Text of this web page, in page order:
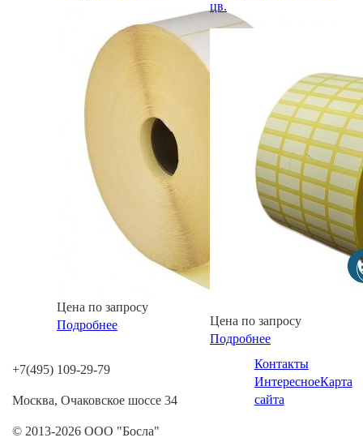
Цена по запросу
Подробнее
цв.
Цена по запросу
Подробнее
+7(495) 109-29-79
Москва, Очаковское шоссе 34
© 2013-2026 ООО "Босла"
Контакты
ИнтересноеКарта
сайта